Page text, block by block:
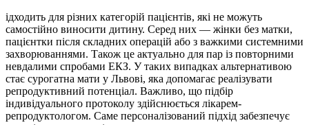
ідходить для різних категорій пацієнтів, які не можуть
самостійно виносити дитину. Серед них — жінки без матки,
пацієнтки після складних операцій або з важкими системними
захворюваннями. Також це актуально для пар із повторними
невдалими спробами ЕКЗ. У таких випадках альтернативою
стає сурогатна мати у Львові, яка допомагає реалізувати
репродуктивний потенціал. Важливо, що підбір
індивідуального протоколу здійснюється лікарем-
репродуктологом. Саме персоналізований підхід забезпечує